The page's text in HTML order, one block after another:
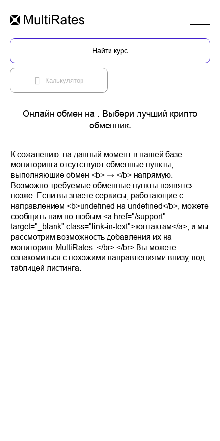
Найти курс
Калькулятор
Онлайн обмен на . Выбери лучший крипто
обменник.
К сожалению, на данный момент в нашей базе
мониторинга отсутствуют обменные пункты,
выполняющие обмен <b> → </b> напрямую.
Возможно требуемые обменные пункты появятся
позже. Если вы знаете сервисы, работающие с
направлением <b>undefined на undefined</b>, можете
сообщить нам по любым <a href="/support"
target="_blank" class="link-in-text">контактам</a>, и мы
рассмотрим возможность добавления их на
мониторинг MultiRates. </br> </br> Вы можете
ознакомиться с похожими направлениями внизу, под
таблицей листинга.